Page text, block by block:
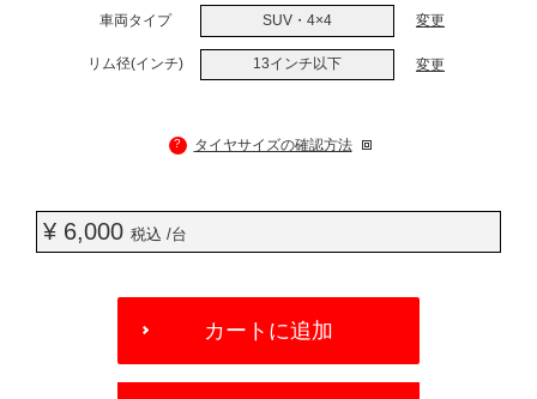
車両タイプ SUV・4×4 変更
リム径(インチ) 13インチ以下 変更
? タイヤサイズの確認方法
¥ 6,000 税込 /台
OPTIONS
カートに追加